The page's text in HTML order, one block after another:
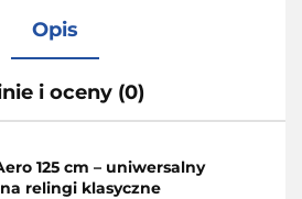
Opis
i oceny (0)
125 cm – uniwersalny
relingi klasyczne